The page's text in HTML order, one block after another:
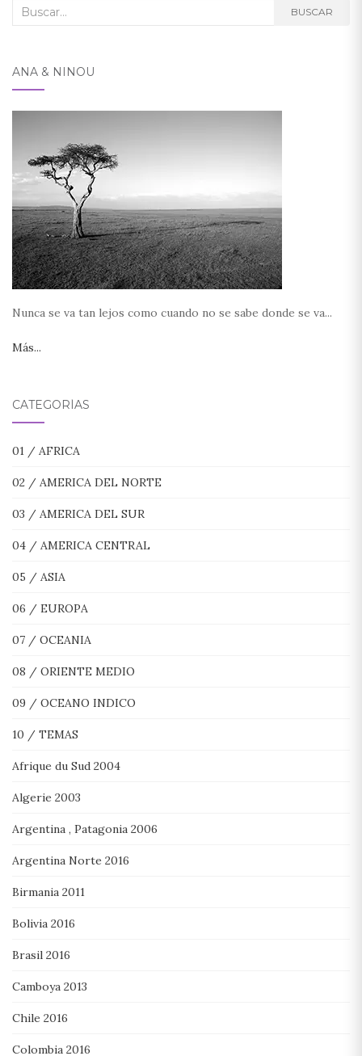
Buscar: BUSCAR
ANA & NINOU
Nunca se va tan lejos como cuando no se sabe donde se va...
Más...
CATEGORÍAS
01 / AFRICA
02 / AMERICA DEL NORTE
03 / AMERICA DEL SUR
04 / AMERICA CENTRAL
05 / ASIA
06 / EUROPA
07 / OCEANIA
08 / ORIENTE MEDIO
09 / OCEANO INDICO
10 / TEMAS
Afrique du Sud 2004
Algerie 2003
Argentina , Patagonia 2006
Argentina Norte 2016
Birmania 2011
Bolivia 2016
Brasil 2016
Camboya 2013
Chile 2016
Colombia 2016